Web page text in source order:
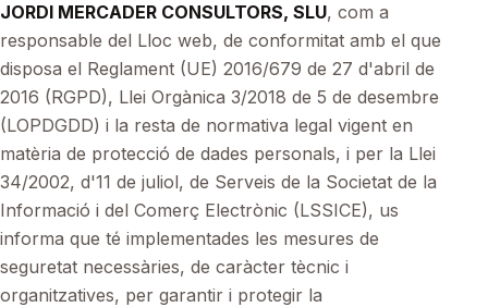
JORDI MERCADER CONSULTORS, SLU, com a
responsable del Lloc web, de conformitat amb el que
disposa el Reglament (UE) 2016/679 de 27 d'abril de
2016 (RGPD), Llei Orgànica 3/2018 de 5 de desembre
(LOPDGDD) i la resta de normativa legal vigent en
matèria de protecció de dades personals, i per la Llei
34/2002, d'11 de juliol, de Serveis de la Societat de la
Informació i del Comerç Electrònic (LSSICE), us
informa que té implementades les mesures de
seguretat necessàries, de caràcter tècnic i
organitzatives, per garantir i protegir la